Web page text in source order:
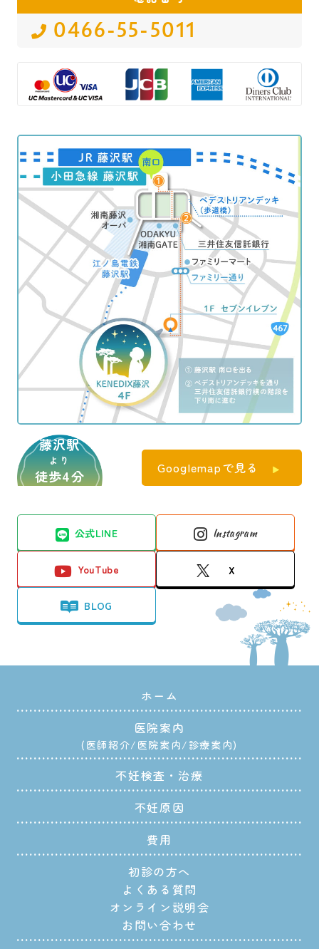
0466-55-5011
藤沢駅
より
徒歩4分 Googlemapで見る
公式LINE Instagram
YouTube X
BLOG
ホーム
医院案内
医師紹介 医院案内 診療案内
不妊検査・治療
不妊原因
費用
初診の方へ
よくある質問
オンライン説明会
お問い合わせ